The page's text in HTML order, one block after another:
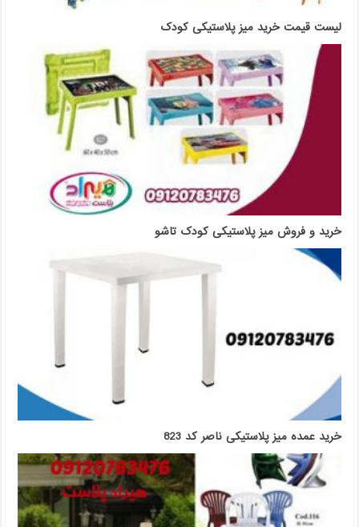
لیست قیمت خرید میز پلاستیکی کودک
خرید و فروش میز پلاستیکی کودک تاشو
خرید عمده میز پلاستیکی ناصر کد 823